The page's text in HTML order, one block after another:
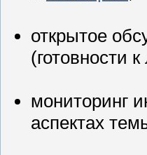
открытое
(готовности
мониторинг
аспектах